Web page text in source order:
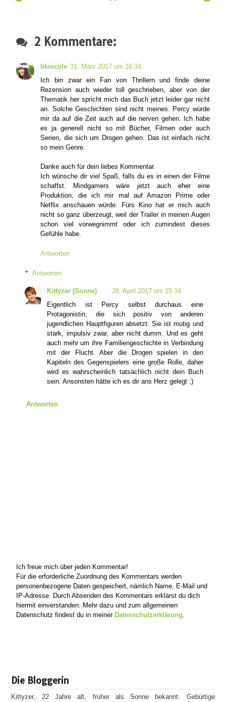
2 Kommentare:
bknicole 31. März 2017 um 16:34
Ich bin zwar ein Fan von Thrillern und finde deine
Rezension auch wieder toll geschrieben, aber von der
Thematik her spricht mich das Buch jetzt leider gar nicht
an. Solche Geschichten sind nicht meines. Percy würde
mir da auf die Zeit auch auf die nerven gehen. Ich habe
es ja generell nicht so mit Bücher, Filmen oder auch
Serien, die sich um Drogen gehen. Das ist einfach nicht
so mein Genre.
Danke auch für dein liebes Kommentar.
Ich wünsche dir viel Spaß, falls du es in einen der Filme
schaffst. Mindgamers wäre jetzt auch eher eine
Produktion, die ich mir mal auf Amazon Prime oder
Netflix anschauen würde. Fürs Kino hat er mich auch
nicht so ganz überzeugt, weil der Trailer in meinen Augen
schon viel vorwegnimmt oder ich zumindest dieses
Gefühle habe.
Antworten
Antworten
Kittyzer (Sonne)
28. April 2017 um 15:34
Eigentlich ist Percy selbst durchaus eine
Protagonistin, die sich positiv von anderen
jugendlichen Hauptfiguren absetzt: Sie ist mutig und
stark, impulsiv zwar, aber nicht dumm. Und es geht
auch mehr um ihre Familiengeschichte in Verbindung
mit der Flucht. Aber die Drogen spielen in den
Kapiteln des Gegenspielers eine große Rolle, daher
wird es wahrscheinlich tatsächlich nicht dein Buch
sein. Ansonsten hätte ich es dir ans Herz gelegt ;)
Antworten
Ich freue mich über jeden Kommentar!
Für die erforderliche Zuordnung des Kommentars werden
personenbezogene Daten gespeichert, nämlich Name, E-Mail und
IP-Adresse. Durch Absenden des Kommentars erklärst du dich
hiermit einverstanden. Mehr dazu und zum allgemeinen
Datenschutz findest du in meiner Datenschutzerklärung.
Die Bloggerin
Kittyzer, 22 Jahre alt, früher als Sonne bekannt. Gebürtige